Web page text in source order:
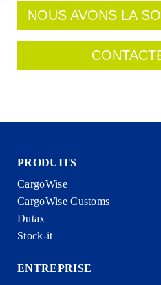
NOUS AVONS LA
PRODUITS
CargoWise
CargoWise Customs
Dutax
Stock-it
ENTREPRISE